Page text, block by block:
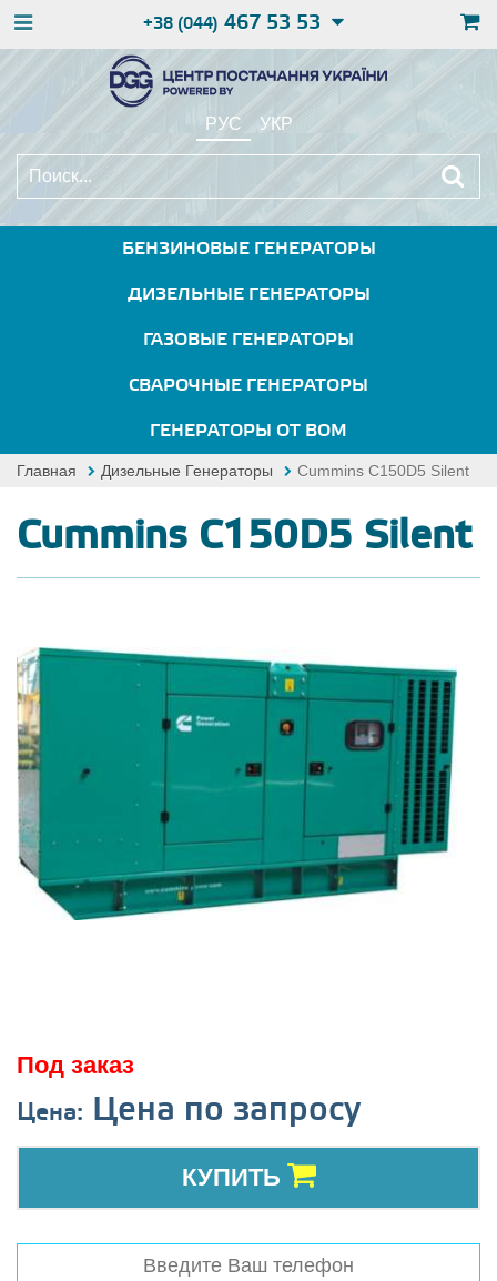
+38 (044) 467 53 53
РУС УКР
БЕНЗИНОВЫЕ ГЕНЕРАТОРЫ
ДИЗЕЛЬНЫЕ ГЕНЕРАТОРЫ
ГАЗОВЫЕ ГЕНЕРАТОРЫ
СВАРОЧНЫЕ ГЕНЕРАТОРЫ
ГЕНЕРАТОРЫ ОТ ВОМ
Главная Дизельные Генераторы Cummins C150D5 Silent
Cummins C150D5 Silent
Под заказ
Цена: Цена по запросу
КУПИТЬ